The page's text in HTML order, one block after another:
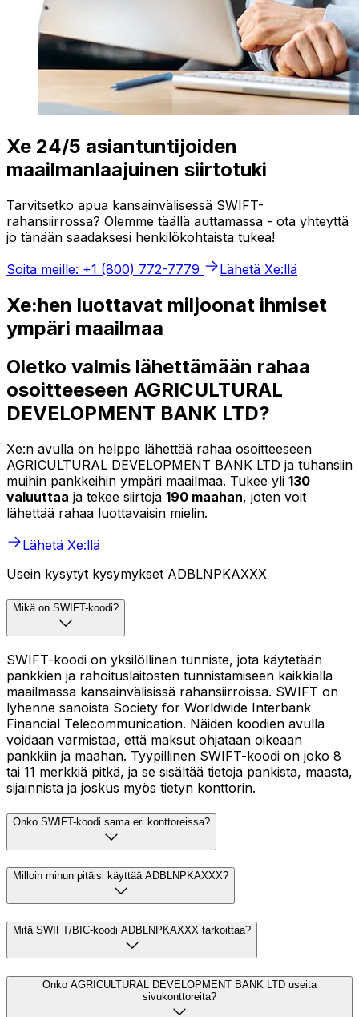
Xe 24/5 asiantuntijoiden
maailmanlaajuinen siirtotuki
Tarvitsetko apua kansainvälisessä SWIFT-
rahansiirrossa? Olemme täällä auttamassa - ota yhteyttä
jo tänään saadaksesi henkilökohtaista tukea!
Soita meille: +1 (800) 772-7779
Lähetä Xe:llä
Xe:hen luottavat miljoonat ihmiset
ympäri maailmaa
Oletko valmis lähettämään rahaa
osoitteeseen AGRICULTURAL
DEVELOPMENT BANK LTD?
Xe:n avulla on helppo lähettää rahaa osoitteeseen
AGRICULTURAL DEVELOPMENT BANK LTD ja tuhansiin
muihin pankkeihin ympäri maailmaa. Tukee yli 130
valuuttaa ja tekee siirtoja 190 maahan, joten voit
lähettää rahaa luottavaisin mielin.
Lähetä Xe:llä
Usein kysytyt kysymykset ADBLNPKAXXX
Mikä on SWIFT-koodi?
SWIFT-koodi on yksilöllinen tunniste, jota käytetään
pankkien ja rahoituslaitosten tunnistamiseen kaikkialla
maailmassa kansainvälisissä rahansiirroissa. SWIFT on
lyhenne sanoista Society for Worldwide Interbank
Financial Telecommunication. Näiden koodien avulla
voidaan varmistaa, että maksut ohjataan oikeaan
pankkiin ja maahan. Tyypillinen SWIFT-koodi on joko 8
tai 11 merkkiä pitkä, ja se sisältää tietoja pankista, maasta,
sijainnista ja joskus myös tietyn konttorin.
Onko SWIFT-koodi sama eri konttoreissa?
Milloin minun pitäisi käyttää ADBLNPKAXXX?
Mitä SWIFT/BIC-koodi ADBLNPKAXXX tarkoittaa?
Onko AGRICULTURAL DEVELOPMENT BANK LTD useita
sivukonttoreita?